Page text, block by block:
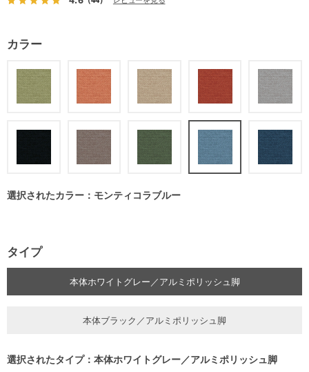
カラー
選択されたカラー：モンティコラブルー
タイプ
本体ホワイトグレー／アルミポリッシュ脚
本体ブラック／アルミポリッシュ脚
選択されたタイプ：本体ホワイトグレー／アルミポリッシュ脚